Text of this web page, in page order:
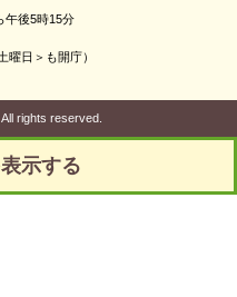
午後5時15分
曜日＞も開庁）
rights reserved.
示する